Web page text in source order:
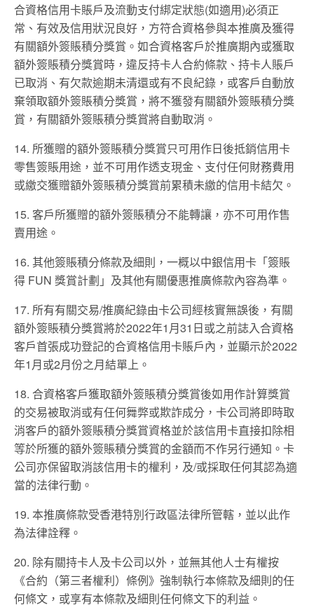
合資格信用卡賬戶及流動支付綁定狀態(如適用)必須正
常、有效及信用狀況良好，方符合資格參與本推廣及獲得
有關額外簽賬積分獎賞。如合資格客戶於推廣期內或獲取
額外簽賬積分獎賞時，違反持卡人合約條款、持卡人賬戶
已取消、有欠款逾期未清還或有不良紀錄，或客戶自動放
棄領取額外簽賬積分獎賞，將不獲發有關額外簽賬積分獎
賞，有關額外簽賬積分獎賞將自動取消。
14. 所獲贈的額外簽賬積分獎賞只可用作日後抵銷信用卡
零售簽賬用途，並不可用作透支現金、支付任何財務費用
或繳交獲贈額外簽賬積分獎賞前累積未繳的信用卡結欠。
15. 客戶所獲贈的額外簽賬積分不能轉讓，亦不可用作售
賣用途。
16. 其他簽賬積分條款及細則，一概以中銀信用卡「簽賬
得 FUN 獎賞計劃」及其他有關優惠推廣條款內容為準。
17. 所有有關交易/推廣紀錄由卡公司經核實無誤後，有關
額外簽賬積分獎賞將於2022年1月31日或之前誌入合資格
客戶首張成功登記的合資格信用卡賬戶內，並顯示於2022
年1月或2月份之月結單上。
18. 合資格客戶獲取額外簽賬積分獎賞後如用作計算獎賞
的交易被取消或有任何舞弊或欺詐成分，卡公司將即時取
消客戶的額外簽賬積分獎賞資格並於該信用卡直接扣除相
等於所獲的額外簽賬積分獎賞的金額而不作另行通知。卡
公司亦保留取消該信用卡的權利，及/或採取任何其認為適
當的法律行動。
19. 本推廣條款受香港特別行政區法律所管轄，並以此作
為法律詮釋。
20. 除有關持卡人及卡公司以外，並無其他人士有權按
《合約（第三者權利）條例》強制執行本條款及細則的任
何條文，或享有本條款及細則任何條文下的利益。